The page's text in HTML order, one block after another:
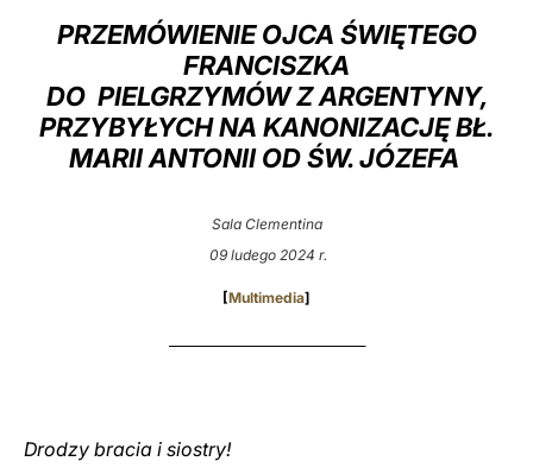
العربيّة
中文
LATINE
PRZEMÓWIENIE OJCA ŚWIĘTEGO
FRANCISZKA
DO PIELGRZYMÓW Z ARGENTYNY,
PRZYBYŁYCH NA KANONIZACJĘ BŁ.
MARII ANTONII OD ŚW. JÓZEFA
Sala Clementina
09 ludego 2024 r.
[Multimedia]
Drodzy bracia i siostry!